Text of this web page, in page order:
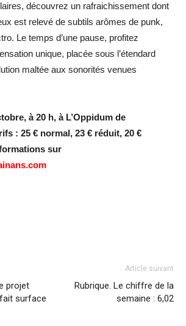
découvrez un rafraichissement dont
est relevé de subtils arômes de punk,
Le temps d’une pause, profitez
unique, placée sous l’étendard
maltée aux sonorités venues
à 20 h, à L’Oppidum de
: 25 € normal, 23 € réduit, 20 €
sur
projet
surface
Article suivant
Rubrique. Le chiffre de la
semaine : 6,02